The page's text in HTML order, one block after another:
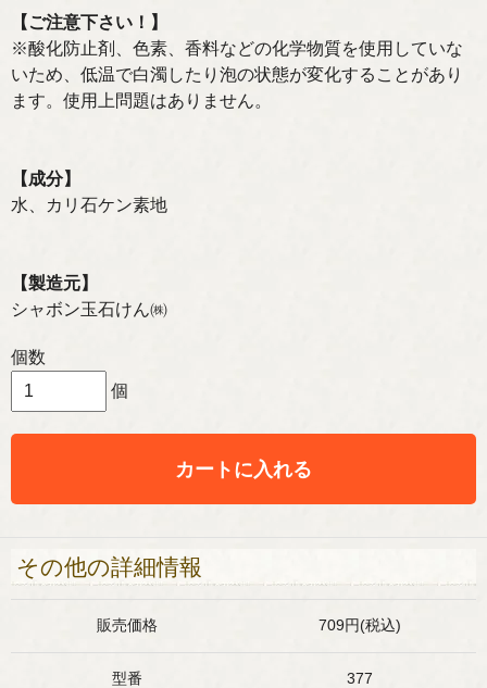
【ご注意下さい！】
※酸化防止剤、色素、香料などの化学物質を使用していな
いため、低温で白濁したり泡の状態が変化することがあり
ます。使用上問題はありません。
【成分】
水、カリ石ケン素地
【製造元】
シャボン玉石けん㈱
個数
個
カートに入れる
その他の詳細情報
販売価格 709円(税込)
型番 377